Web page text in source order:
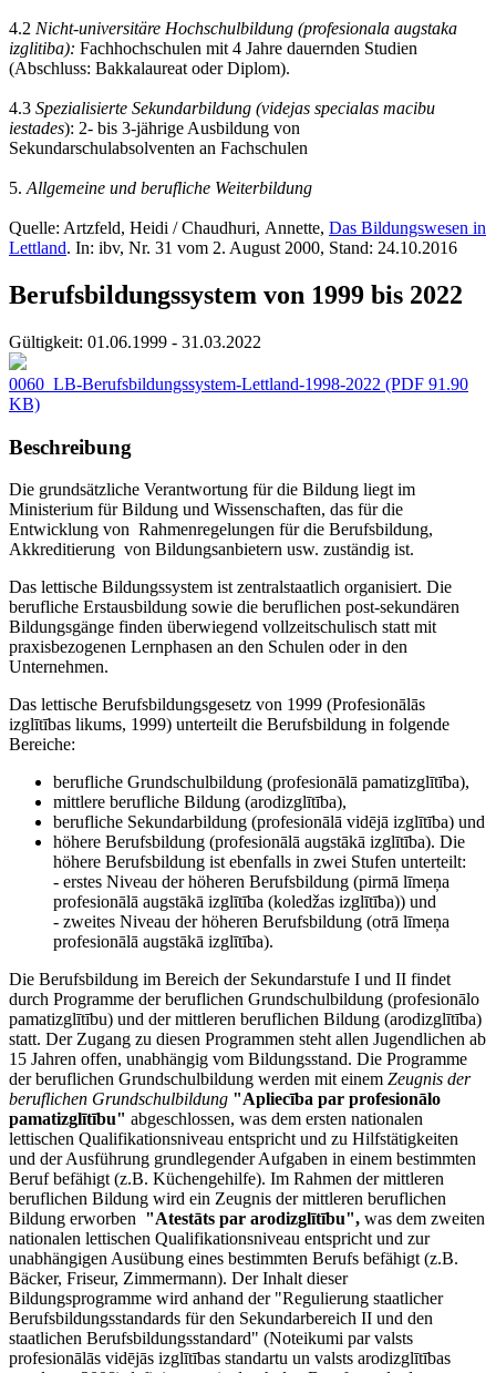
4.2 Nicht-universitäre Hochschulbildung (profesionala augstaka
izglitiba): Fachhochschulen mit 4 Jahre dauernden Studien
(Abschluss: Bakkalaureat oder Diplom).
4.3 Spezialisierte Sekundarbildung (videjas specialas macibu
iestades): 2- bis 3-jährige Ausbildung von
Sekundarschulabsolventen an Fachschulen
5. Allgemeine und berufliche Weiterbildung
Quelle: Artzfeld, Heidi / Chaudhuri, Annette, Das Bildungswesen in
Lettland. In: ibv, Nr. 31 vom 2. August 2000, Stand: 24.10.2016
Berufsbildungssystem von 1999 bis 2022
Gültigkeit: 01.06.1999 - 31.03.2022
0060_LB-Berufsbildungssystem-Lettland-1998-2022 (PDF 91.90
KB)
Beschreibung
Die grundsätzliche Verantwortung für die Bildung liegt im
Ministerium für Bildung und Wissenschaften, das für die
Entwicklung von Rahmenregelungen für die Berufsbildung,
Akkreditierung von Bildungsanbietern usw. zuständig ist.
Das lettische Bildungssystem ist zentralstaatlich organisiert. Die
berufliche Erstausbildung sowie die beruflichen post-sekundären
Bildungsgänge finden überwiegend vollzeitschulisch statt mit
praxisbezogenen Lernphasen an den Schulen oder in den
Unternehmen.
Das lettische Berufsbildungsgesetz von 1999 (Profesionālās
izglītības likums, 1999) unterteilt die Berufsbildung in folgende
Bereiche:
berufliche Grundschulbildung (profesionālā pamatizglītība),
mittlere berufliche Bildung (arodizglītība),
berufliche Sekundarbildung (profesionālā vidējā izglītība) und
höhere Berufsbildung (profesionālā augstākā izglītība). Die
höhere Berufsbildung ist ebenfalls in zwei Stufen unterteilt:
- erstes Niveau der höheren Berufsbildung (pirmā līmeņa
profesionālā augstākā izglītība (koledžas izglītība)) und
- zweites Niveau der höheren Berufsbildung (otrā līmeņa
profesionālā augstākā izglītība).
Die Berufsbildung im Bereich der Sekundarstufe I und II findet
durch Programme der beruflichen Grundschulbildung (profesionālo
pamatizglītību) und der mittleren beruflichen Bildung (arodizglītība)
statt. Der Zugang zu diesen Programmen steht allen Jugendlichen ab
15 Jahren offen, unabhängig vom Bildungsstand. Die Programme
der beruflichen Grundschulbildung werden mit einem Zeugnis der
beruflichen Grundschulbildung "Apliecība par profesionālo
pamatizglītību" abgeschlossen, was dem ersten nationalen
lettischen Qualifikationsniveau entspricht und zu Hilfstätigkeiten
und der Ausführung grundlegender Aufgaben in einem bestimmten
Beruf befähigt (z.B. Küchengehilfe). Im Rahmen der mittleren
beruflichen Bildung wird ein Zeugnis der mittleren beruflichen
Bildung erworben "Atestāts par arodizglītību", was dem zweiten
nationalen lettischen Qualifikationsniveau entspricht und zur
unabhängigen Ausübung eines bestimmten Berufs befähigt (z.B.
Bäcker, Friseur, Zimmermann). Der Inhalt dieser
Bildungsprogramme wird anhand der "Regulierung staatlicher
Berufsbildungsstandards für den Sekundarbereich II und den
staatlichen Berufsbildungsstandard" (Noteikumi par valsts
profesionālās vidējās izglītības standartu un valsts arodizglītības